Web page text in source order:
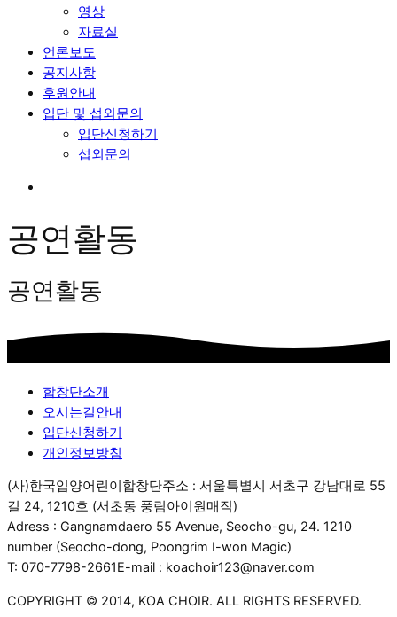
영상
자료실
언론보도
공지사항
후원안내
입단 및 섭외문의
입단신청하기
섭외문의
공연활동
공연활동
합창단소개
오시는길안내
입단신청하기
개인정보방침
(사)한국입양어린이합창단주소 : 서울특별시 서초구 강남대로 55
길 24, 1210호 (서초동 풍림아이원매직)
Adress : Gangnamdaero 55 Avenue, Seocho-gu, 24. 1210
number (Seocho-dong, Poongrim I-won Magic)
T: 070-7798-2661E-mail : koachoir123@naver.com
COPYRIGHT © 2014, KOA CHOIR. ALL RIGHTS RESERVED.